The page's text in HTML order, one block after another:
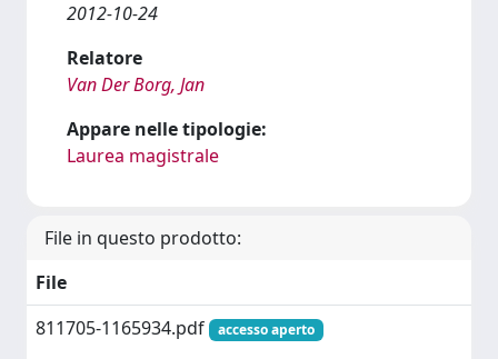
2012-10-24
Relatore
Van Der Borg, Jan
Appare nelle tipologie:
Laurea magistrale
File in questo prodotto:
File
811705-1165934.pdf
accesso aperto